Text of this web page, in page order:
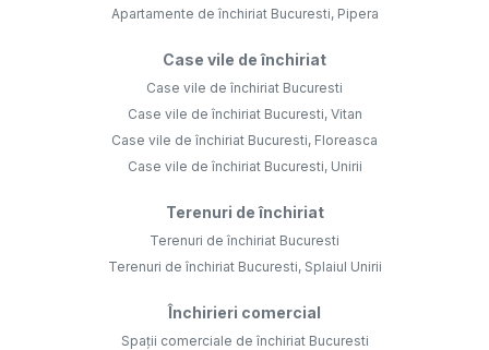
Apartamente de închiriat Bucuresti, Pipera
Case vile de închiriat
Case vile de închiriat Bucuresti
Case vile de închiriat Bucuresti, Vitan
Case vile de închiriat Bucuresti, Floreasca
Case vile de închiriat Bucuresti, Unirii
Terenuri de închiriat
Terenuri de închiriat Bucuresti
Terenuri de închiriat Bucuresti, Splaiul Unirii
Închirieri comercial
Spații comerciale de închiriat Bucuresti